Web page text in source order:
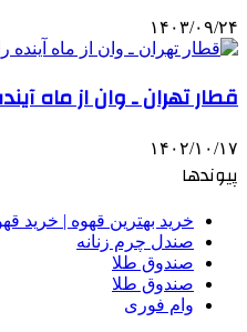
۱۴۰۳/۰۹/۲۴
قطار تهران ـ وان از ماه
۱۴۰۲/۱۰/۱۷
پیوندها
خرید بهترین قهوه | خرید
صندل چرم زنانه
صندوق طلا
صندوق طلا
وام فوری